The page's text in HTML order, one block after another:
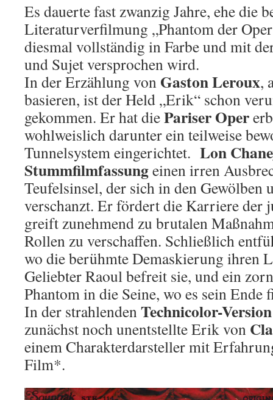
Es dauerte fast zwanzig Jahre, ehe die
Literaturverfilmung „Phantom der
diesmal vollständig in Farbe und mit
und Sujet versprochen wird.
In der Erzählung von Gaston Leroux,
basieren, ist der Held „Erik“ schon
gekommen. Er hat diePariser Oper
wohlweislich darunter ein teilweise
Tunnelsystem eingerichtet. Lon
Stummfilmfassungeinen irren
Teufelsinsel, der sich in den Gewölben
verschanzt. Er fördert die Karriere der
greift zunehmend zu brutalen
Rollen zu verschaffen. Schließlich
wo die berühmte Demaskierung ihren
Geliebter Raoul befreit sie, und ein
Phantom in die Seine, wo es sein Ende
In der strahlendenTechnicolor-
zunächst noch unentstellte Erik von
einem Charakterdarsteller mit
Film*.